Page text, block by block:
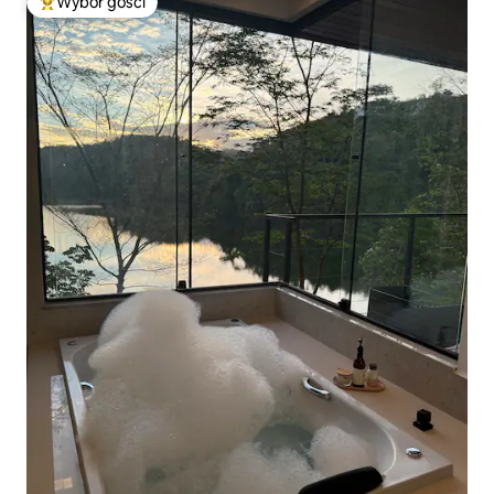
Najpopularniejsze z kategorii Wybór gości